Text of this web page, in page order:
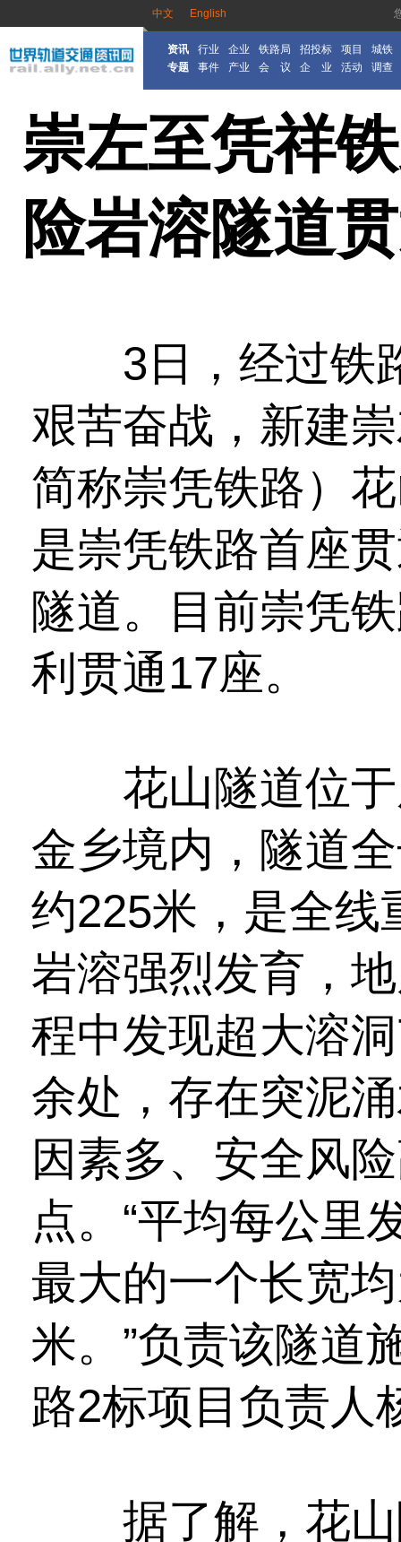
中文 English
资讯 行业 企业 铁路局 招投标 项目
城铁
专题
事件 产业 会 议 企 业 活动 调查
崇左至凭祥
险岩溶隧道
3日，经过铁
艰苦奋战，新建
简称崇凭铁路）
是崇凭铁路首座
隧道。目前崇凭
利贯通17座。
花山隧道位于
金乡境内，隧道
约225米，是全线
岩溶强烈发育，
程中发现超大溶
余处，存在突泥
因素多、安全风
点。“平均每公里
最大的一个长宽
米。”负责该隧道
路2标项目负责人
据了解，花山